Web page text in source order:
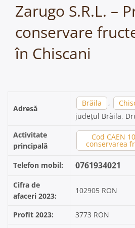
Zarugo S.R.L. –
conservare
în Chiscani
Adresă
Brăila ,
județul Brăila,
Activitate
principală
Cod CAEN
conservarea
Telefon mobil: 0761934021
Cifra de
afaceri 2023:
102905 RON
Profit 2023:
3773 RON